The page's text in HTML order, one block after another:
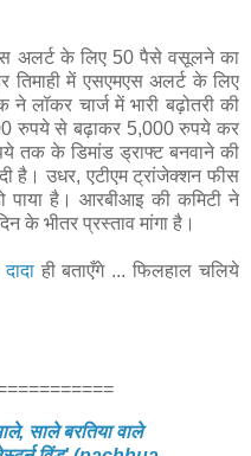
अलर्ट के लिए 50 पैसे वसूलने का
में एसएमएस अलर्ट के लिए
लॉकर चार्ज में भारी बढ़ोतरी की
रुपये से बढ़ाकर 5,000 रुपये कर
तक के डिमांड ड्राफ्ट बनवाने की
है। उधर, एटीएम ट्रांजेक्शन फीस
पाया है। आरबीआइ की कमिटी ने
के भीतर प्रस्ताव मांगा है।
ही बताएँगे ... फिलहाल चलिये
साले बरतिया वाले